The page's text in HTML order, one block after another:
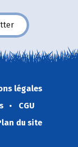
légales
CGU
du site